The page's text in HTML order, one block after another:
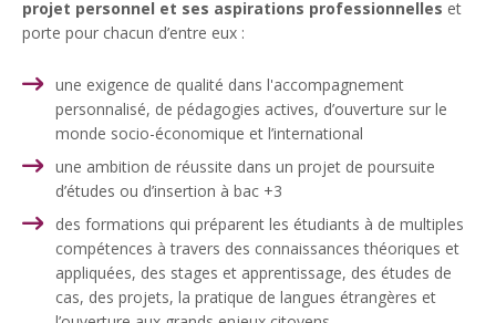
projet personnel et ses aspirations professionnelles et
porte pour chacun d’entre eux :
une exigence de qualité dans l'accompagnement
personnalisé, de pédagogies actives, d’ouverture sur le
monde socio-économique et l’international
une ambition de réussite dans un projet de poursuite
d’études ou d’insertion à bac +3
des formations qui préparent les étudiants à de multiples
compétences à travers des connaissances théoriques et
appliquées, des stages et apprentissage, des études de
cas, des projets, la pratique de langues étrangères et